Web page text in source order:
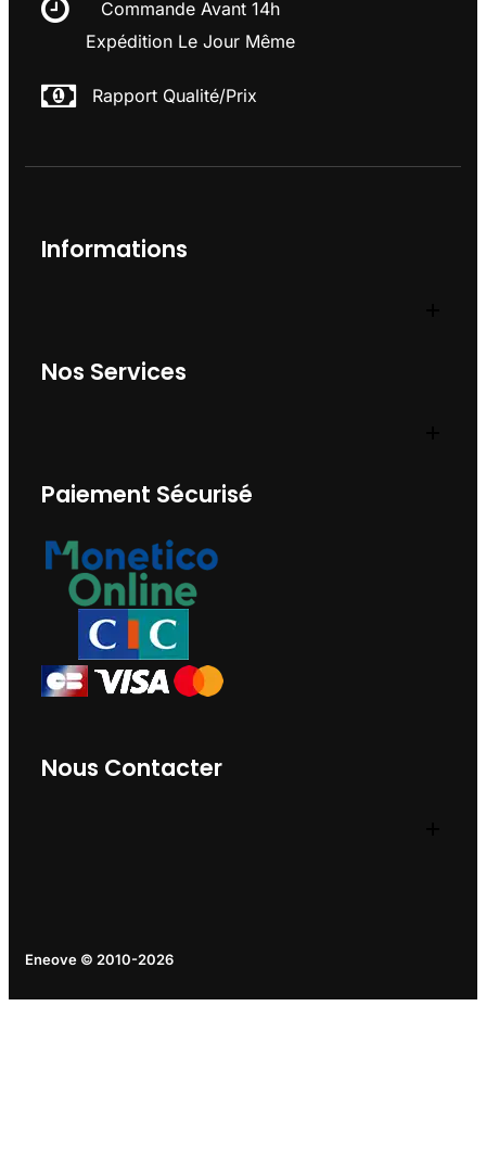
Commande Avant 14h
Expédition Le Jour Même
Rapport Qualité/prix
Informations
Nos Services
Paiement Sécurisé
Nous Contacter
Eneove © 2010-2026